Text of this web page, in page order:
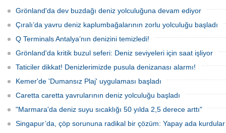
kremlerinin kullanımını resmen
yasakladı.
ve liman temizliği çalışmalarında aktif
olarak kullanılmaya başlandı.
Grönland'da dev buzdağı deniz yolculuğuna devam ediyor
Çıralı’da yavru deniz kaplumbağalarının zorlu yolculuğu başladı
Q Terminals Antalya’nın denizini temizledi!
Grönland'da kritik buzul seferi: Deniz seviyeleri için saat işliyor
Taticiler dikkat! Denizlerimizde pusula denizanası alarmı!
Kemer'de 'Dumansız Plaj' uygulaması başladı
Caretta caretta yavrularının deniz yolculuğu başladı
"Marmara'da deniz suyu sıcaklığı 50 yılda 2,5 derece arttı"
Singapur’da, çöp sorununa radikal bir çözüm: Yapay ada kurdular